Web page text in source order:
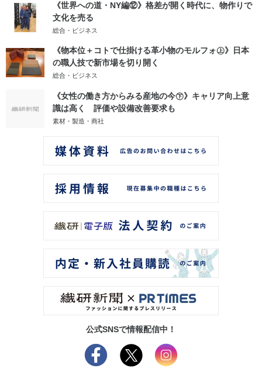
《世界への道・NY編⑫》格差が開く時代に、物作りで
文化を売る
総合・ビジネス
《物本位＋コトで仕掛ける革小物のモルフォ㊤》日本
の職人技で新市場を切り開く
総合・ビジネス
《女性の働き方からみる産地の今㊦》キャリア向上意
識は高く 評価や設備改善要求も
素材・製造・商社
公式SNSで情報配信中！